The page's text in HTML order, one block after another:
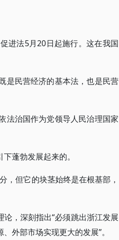
进法5月20日起施行。这在我国
是民营经济的基本法，也是民营
法治国作为党领导人民治理国家
蓬勃发展起来的。
，但它的块茎始终是在根基部，
，深刻指出“必须跳出浙江发展
外部市场实现更大的发展”。